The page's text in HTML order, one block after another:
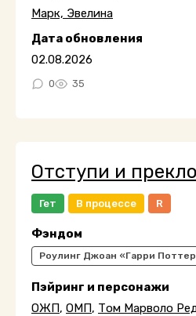
Марк, Эвелина
Дата обновления
02.08.2026
0 35
Отступи и
Гет В процессе R
Фэндом
Роулинг Джоан «Гарри
Пэйринг и персонажи
ОЖП, ОМП, Том Марволо